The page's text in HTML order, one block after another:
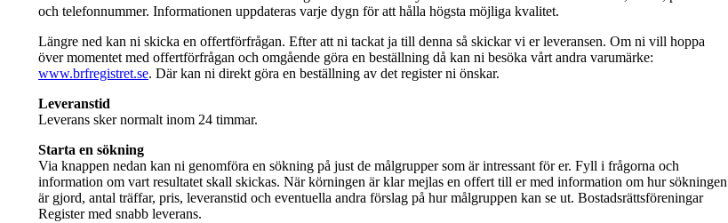
och telefonnummer. Informationen uppdateras varje dygn för att hålla högsta möjliga kvalitet.
Längre ned kan ni skicka en offertförfrågan. Efter att ni tackat ja till denna så skickar vi er leveransen. Om ni vill hoppa
över momentet med offertförfrågan och omgående göra en beställning då kan ni besöka vårt andra varumärke:
www.brfregistret.se. Där kan ni direkt göra en beställning av det register ni önskar.
Leveranstid
Leverans sker normalt inom 24 timmar.
Starta en sökning
Via knappen nedan kan ni genomföra en sökning på just de målgrupper som är intressant för er. Fyll i frågorna och
information om vart resultatet skall skickas. När körningen är klar mejlas en offert till er med information om hur sökningen
är gjord, antal träffar, pris, leveranstid och eventuella andra förslag på hur målgruppen kan se ut. Bostadsrättsföreningar
Register med snabb leverans.